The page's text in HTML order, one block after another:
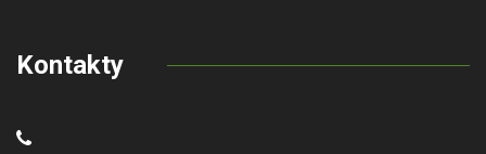
Kontakty